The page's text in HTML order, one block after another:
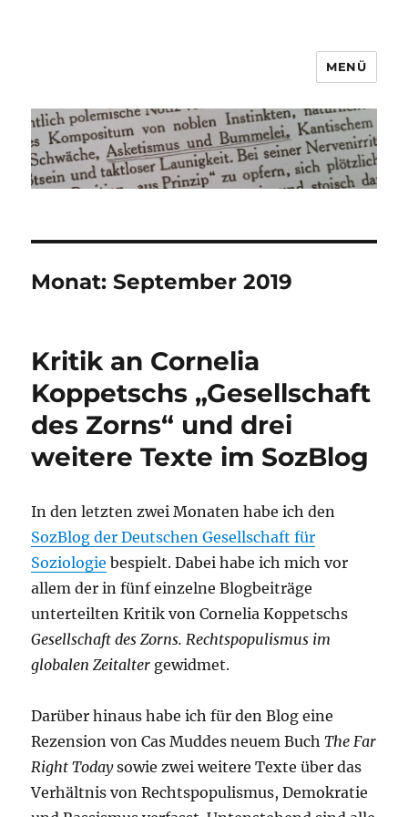
Asketismus und Bummelei
MENÜ
Monat:September 2019
Kritik an Cornelia
Koppetschs „Gesellschaft
des Zorns“ und drei
weitere Texte im SozBlog
In den letzten zwei Monaten habe ich den
SozBlog der Deutschen Gesellschaft für
Soziologie bespielt. Dabei habe ich mich vor
allem der in fünf einzelne Blogbeiträge
unterteilten Kritik von Cornelia Koppetschs
Gesellschaft des Zorns. Rechtspopulismus im
globalen Zeitalter gewidmet.
Darüber hinaus habe ich für den Blog eine
Rezension von Cas Muddes neuem BuchThe Far
Right Todaysowie zwei weitere Texte über das
Verhältnis von Rechtspopulismus, Demokratie